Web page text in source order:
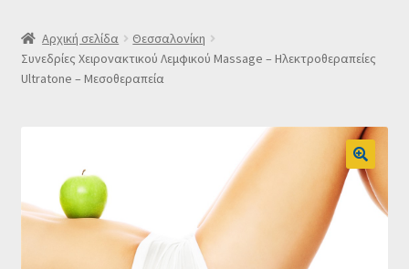
SLIDER
Subscription Settings
Επιβεβαίωση εγγραφής στο Newsletter του Dealistas.gr
Επικοινωνία
Αρχική σελίδα
Θεσσαλονίκη
Συνεδρίες Χειρονακτικού Λεμφικού Massage – Ηλεκτροθεραπείες
Ultratone – Μεσοθεραπεία